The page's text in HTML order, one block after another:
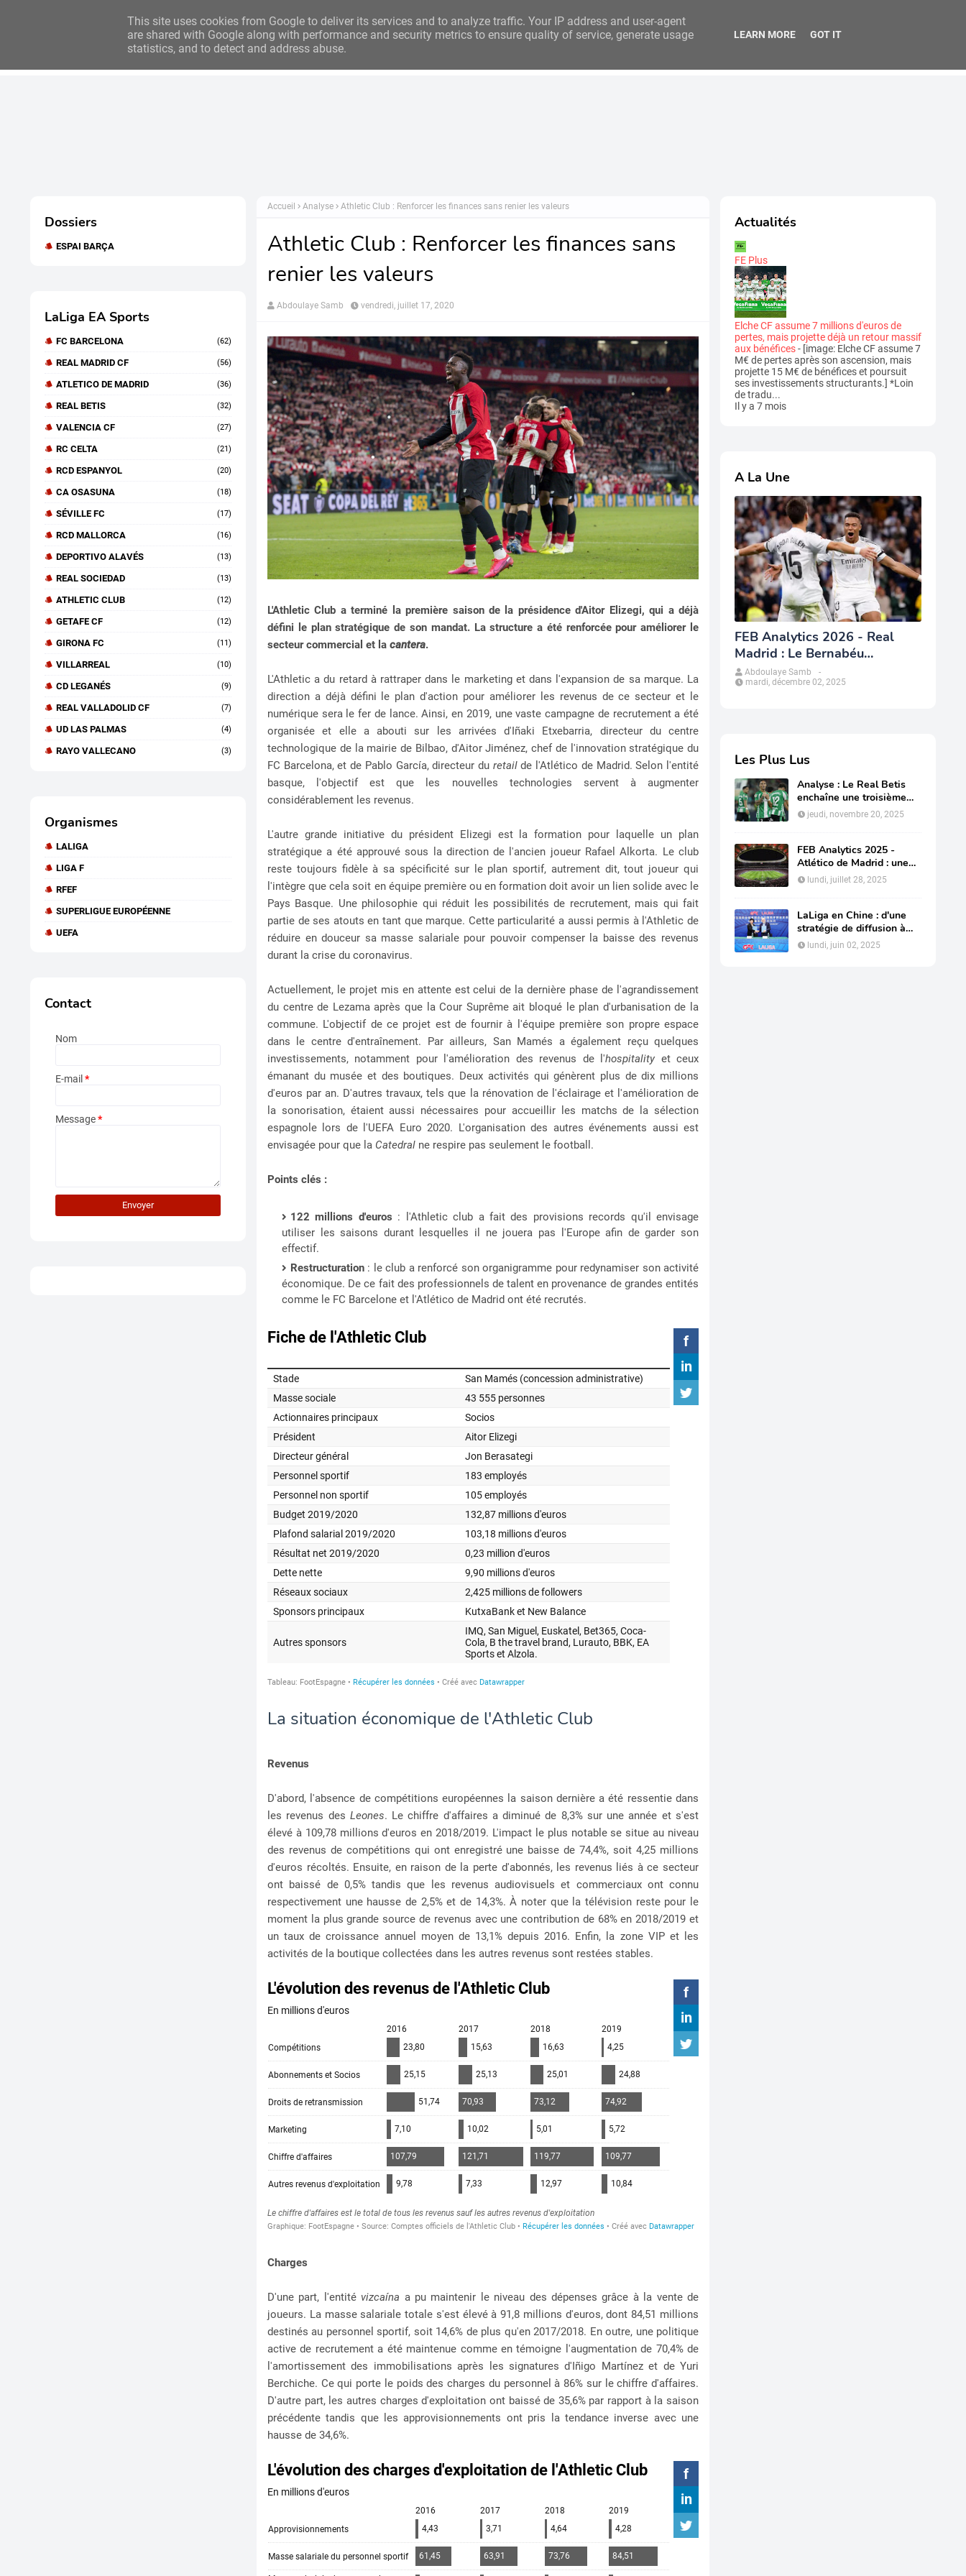
Accueil Actualités Analyse
Dossiers
ESPAI BARÇA
LaLiga EA Sports
FC BARCELONA (62)
REAL MADRID CF (56)
ATLETICO DE MADRID (36)
REAL BETIS (32)
VALENCIA CF (27)
RC CELTA (21)
RCD ESPANYOL (20)
CA OSASUNA (18)
SÉVILLE FC (17)
RCD MALLORCA (16)
DEPORTIVO ALAVÉS (13)
REAL SOCIEDAD (13)
ATHLETIC CLUB (12)
GETAFE CF (12)
GIRONA FC (11)
VILLARREAL (10)
CD LEGANÉS (9)
REAL VALLADOLID CF (7)
UD LAS PALMAS (4)
RAYO VALLECANO (3)
Organismes
LALIGA
LIGA F
RFEF
SUPERLIGUE EUROPÉENNE
UEFA
Contact
Nom
E-mail *
Message*
Accueil Analyse Athletic Club : Renforcer les finances sans renier les valeurs
Athletic Club : Renforcer les finances sans
renier les valeurs
Abdoulaye Samb vendredi, juillet 17, 2020
L'Athletic Club a terminé la première saison de la présidence d'Aitor Elizegi, qui a déjà
défini le plan stratégique de son mandat. La structure a été renforcée pour améliorer le
secteur commercial et la cantera.
L'Athletic a du retard à rattraper dans le marketing et dans l'expansion de sa marque. La
direction a déjà défini le plan d'action pour améliorer les revenus de ce secteur et le
numérique sera le fer de lance. Ainsi, en 2019, une vaste campagne de recrutement a été
organisée et elle a abouti sur les arrivées d'Iñaki Etxebarria, directeur du centre
technologique de la mairie de Bilbao, d'Aitor Jiménez, chef de l'innovation stratégique du
FC Barcelona, et de Pablo García, directeur du retailde l'Atlético de Madrid. Selon l'entité
basque, l'objectif est que les nouvelles technologies servent à augmenter
considérablement les revenus.
L'autre grande initiative du président Elizegi est la formation pour laquelle un plan
stratégique a été approuvé sous la direction de l'ancien joueur Rafael Alkorta. Le club
reste toujours fidèle à sa spécificité sur le plan sportif, autrement dit, tout joueur qui
l'intègre que cela soit en équipe première ou en formation doit avoir un lien solide avec le
Pays Basque. Une philosophie qui réduit les possibilités de recrutement, mais qui fait
partie de ses atouts en tant que marque. Cette particularité a aussi permis à l'Athletic de
réduire en douceur sa masse salariale pour pouvoir compenser la baisse des revenus
durant la crise du coronavirus.
Actuellement, le projet mis en attente est celui de la dernière phase de l'agrandissement
du centre de Lezama après que la Cour Suprême ait bloqué le plan d'urbanisation de la
commune. L'objectif de ce projet est de fournir à l'équipe première son propre espace
dans le centre d'entraînement. Par ailleurs, San Mamés a également reçu quelques
investissements, notamment pour l'amélioration des revenus de l'hospitality et ceux
émanant du musée et des boutiques. Deux activités qui génèrent plus de dix millions
d'euros par an. D'autres travaux, tels que la rénovation de l'éclairage et l'amélioration de
la sonorisation, étaient aussi nécessaires pour accueillir les matchs de la sélection
espagnole lors de l'UEFA Euro 2020. L'organisation des autres événements aussi est
envisagée pour que la Catedral ne respire pas seulement le football.
Points clés :
122 millions d'euros : l'Athletic club a fait des provisions records qu'il envisage
utiliser les saisons durant lesquelles il ne jouera pas l'Europe afin de garder son
effectif.
Restructuration : le club a renforcé son organigramme pour redynamiser son activité
économique. De ce fait des professionnels de talent en provenance de grandes entités
comme le FC Barcelone et l'Atlético de Madrid ont été recrutés.
La situation économique de l'Athletic Club
Revenus
D'abord, l'absence de compétitions européennes la saison dernière a été ressentie dans
les revenus des Leones. Le chiffre d'affaires a diminué de 8,3% sur une année et s'est
élevé à 109,78 millions d'euros en 2018/2019. L'impact le plus notable se situe au niveau
des revenus de compétitions qui ont enregistré une baisse de 74,4%, soit 4,25 millions
d'euros récoltés. Ensuite, en raison de la perte d'abonnés, les revenus liés à ce secteur
ont baissé de 0,5% tandis que les revenus audiovisuels et commerciaux ont connu
respectivement une hausse de 2,5% et de 14,3%. À noter que la télévision reste pour le
moment la plus grande source de revenus avec une contribution de 68% en 2018/2019 et
un taux de croissance annuel moyen de 13,1% depuis 2016. Enfin, la zone VIP et les
activités de la boutique collectées dans les autres revenus sont restées stables.
Charges
D'une part, l'entité vizcaína a pu maintenir le niveau des dépenses grâce à la vente de
joueurs. La masse salariale totale s'est élevé à 91,8 millions d'euros, dont 84,51 millions
destinés au personnel sportif, soit 14,6% de plus qu'en 2017/2018. En outre, une politique
active de recrutement a été maintenue comme en témoigne l'augmentation de 70,4% de
l'amortissement des immobilisations après les signatures d'Iñigo Martínez et de Yuri
Berchiche. Ce qui porte le poids des charges du personnel à 86% sur le chiffre d'affaires.
D'autre part, les autres charges d'exploitation ont baissé de 35,6% par rapport à la saison
précédente tandis que les approvisionnements ont pris la tendance inverse avec une
hausse de 34,6%.
Actualités
FE Plus
Elche CF assume 7 millions d'euros de
pertes, mais projette déjà un retour massif
aux bénéfices- [image: Elche CF assume 7
M€ de pertes après son ascension, mais
projette 15 M€ de bénéfices et poursuit
ses investissements structurants.] *Loin
de tradu...
Il y a 7 mois
A La Une
FEB Analytics 2026 - Real
Madrid : Le Bernabéu
redessine le modèle
économique du club
Abdoulaye Samb
-
mardi, décembre 02, 2025
Les Plus Lus
Analyse : Le Real Betis
enchaîne une troisième
année de suite avec du
bénéfice
jeudi, novembre 20, 2025
FEB Analytics 2025 -
Atlético de Madrid : une
restructuration de la dette
en profondeur pour
lundi, juillet 28, 2025
LaLiga en Chine : d'une
stratégie de diffusion à
une influence structurelle
lundi, juin 02, 2025
This site uses cookies from Google to deliver its services and to analyze traffic. Your IP address and user-agent
are shared with Google along with performance and security metrics to ensure quality of service, generate usage
statistics, and to detect and address abuse.
LEARN MORE GOT IT